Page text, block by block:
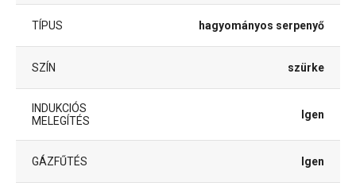
TÍPUS hagyományos serpenyő
SZÍN szürke
INDUKCIÓS
MELEGÍTÉS
Igen
GÁZFŰTÉS Igen